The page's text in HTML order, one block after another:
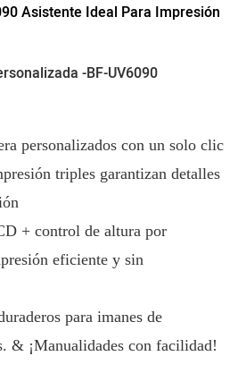
Asistente Ideal Para Impresión
-BF-UV6090
personalizados con un solo clic
triples garantizan detalles
+ control de altura por
eficiente y sin
para imanes de
& ¡Manualidades con facilidad!